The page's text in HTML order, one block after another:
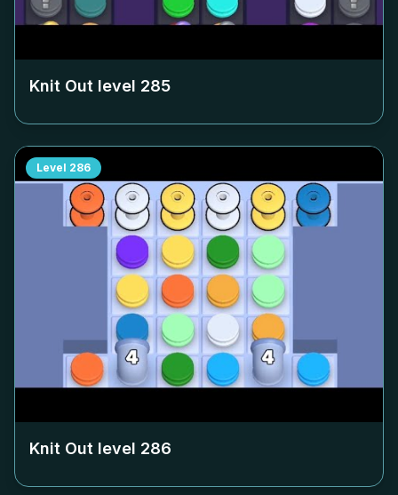
Knit Out level 285
Level 286
Knit Out level 286